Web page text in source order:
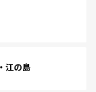
江の島